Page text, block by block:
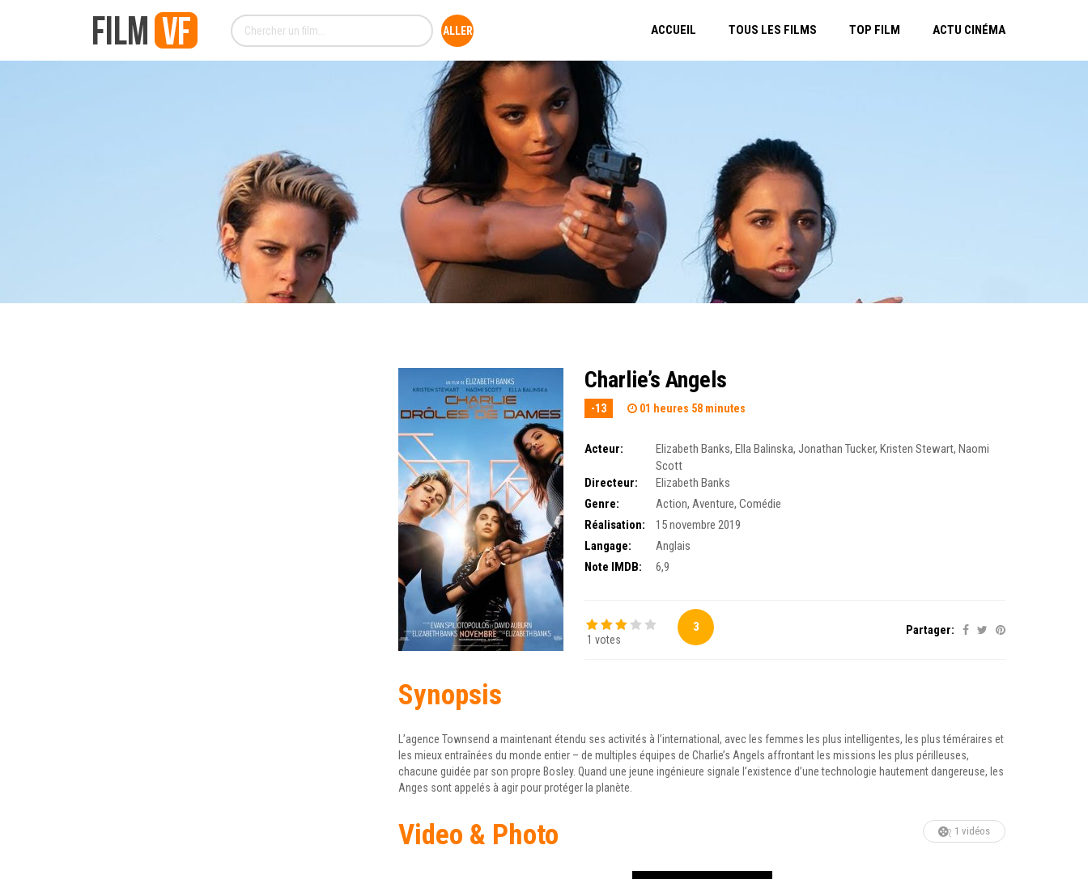
ACCUEIL TOUS LES FILMS TOP FILM ACTU CINÉMA
Charlie’s Angels
-13 01 heures 58 minutes
Acteur: Elizabeth Banks,Ella Balinska,Jonathan Tucker,Kristen Stewart,Naomi
Scott
Directeur:
Elizabeth Banks
Genre:
Action,Aventure,Comédie
Réalisation:
15 novembre 2019
Langage:
Anglais
Note IMDB:
6,9
1 votes
3 Partager:
Synopsis
L’agence Townsend a maintenant étendu ses activités à l’international, avec les femmes les plus intelligentes, les plus téméraires et
les mieux entraînées du monde entier – de multiples équipes de Charlie’s Angels affrontant les missions les plus périlleuses,
chacune guidée par son propre Bosley. Quand une jeune ingénieure signale l’existence d’une technologie hautement dangereuse, les
Anges sont appelés à agir pour protéger la planète.
Video & Photo 1 vidéos